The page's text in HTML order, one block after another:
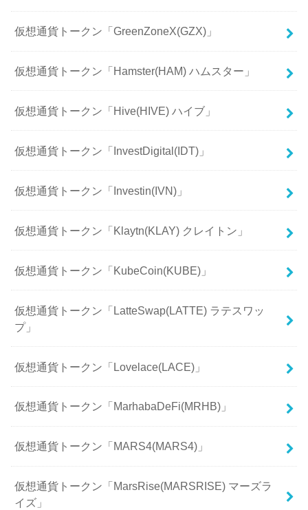
仮想通貨トークン「GreenZoneX(GZX)」
仮想通貨トークン「Hamster(HAM) ハムスター」
仮想通貨トークン「Hive(HIVE) ハイブ」
仮想通貨トークン「InvestDigital(IDT)」
仮想通貨トークン「Investin(IVN)」
仮想通貨トークン「Klaytn(KLAY) クレイトン」
仮想通貨トークン「KubeCoin(KUBE)」
仮想通貨トークン「LatteSwap(LATTE) ラテスワッ
プ」
仮想通貨トークン「Lovelace(LACE)」
仮想通貨トークン「MarhabaDeFi(MRHB)」
仮想通貨トークン「MARS4(MARS4)」
仮想通貨トークン「MarsRise(MARSRISE) マーズラ
イズ」